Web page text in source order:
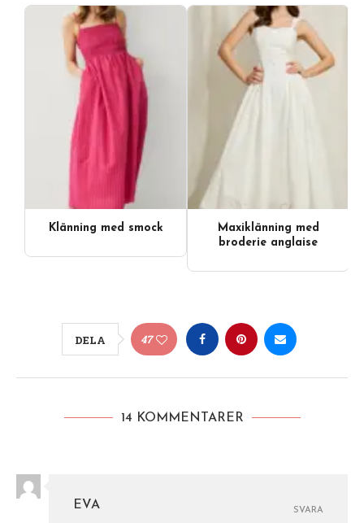
Klänning med smock
Maxiklänning med
broderie anglaise
DELA 47
14 KOMMENTARER
EVA
SVARA